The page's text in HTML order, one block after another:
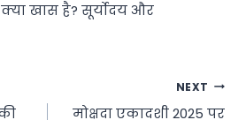
खास है? सूर्योदय और
NEXT
मोक्षदा एकादशी 2025 पर